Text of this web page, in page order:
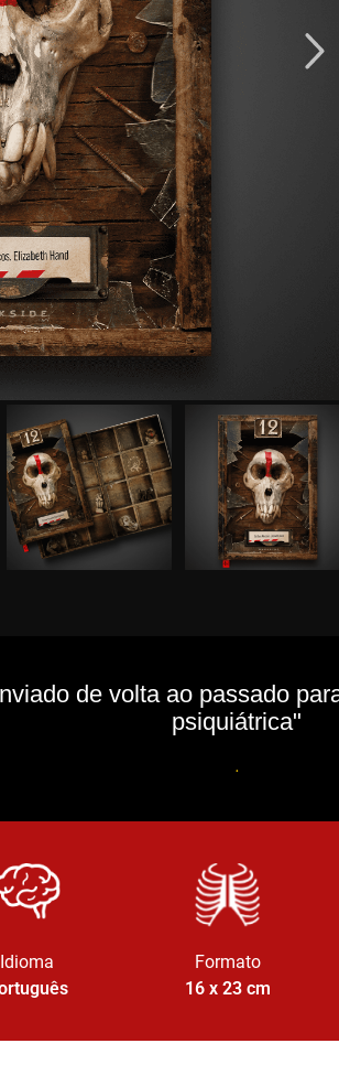
de volta ao passado
psiquiátrica"
.
Idioma
Formato
16 x 23cm